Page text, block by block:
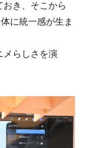
き、そこから
に統一感が生ま
らしさを演